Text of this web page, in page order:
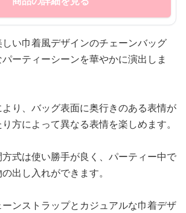
い巾着風デザインのチェーンバッグ
ーティーシーンを華やかに演出しま
り、バッグ表面に奥行きのある表情が
方によって異なる表情を楽しめます。
式は使い勝手が良く、パーティー中で
出し入れができます。
ンストラップとカジュアルな巾着デザ